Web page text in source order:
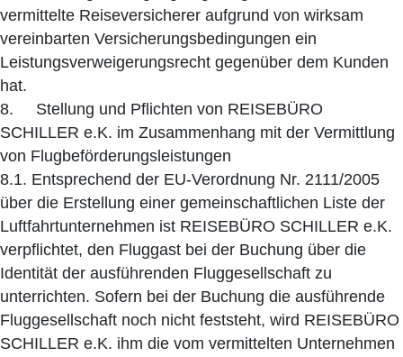
vermittelte Reiseversicherer aufgrund von wirksam
vereinbarten Versicherungsbedingungen ein
Leistungsverweigerungsrecht gegenüber dem Kunden
hat.
8. Stellung und Pflichten von REISEBÜRO
SCHILLER e.K. im Zusammenhang mit der Vermittlung
von Flugbeförderungsleistungen
8.1. Entsprechend der EU-Verordnung Nr. 2111/2005
über die Erstellung einer gemeinschaftlichen Liste der
Luftfahrtunternehmen ist REISEBÜRO SCHILLER e.K.
verpflichtet, den Fluggast bei der Buchung über die
Identität der ausführenden Fluggesellschaft zu
unterrichten. Sofern bei der Buchung die ausführende
Fluggesellschaft noch nicht feststeht, wird REISEBÜRO
SCHILLER e.K. ihm die vom vermittelten Unternehmen